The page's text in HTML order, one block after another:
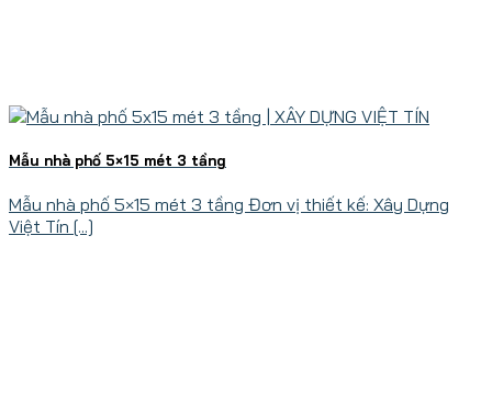
Mẫu nhà phố 5×15 mét 3 tầng
Mẫu nhà phố 5×15 mét 3 tầng Đơn vị thiết kế: Xây Dựng
Việt Tín [...]